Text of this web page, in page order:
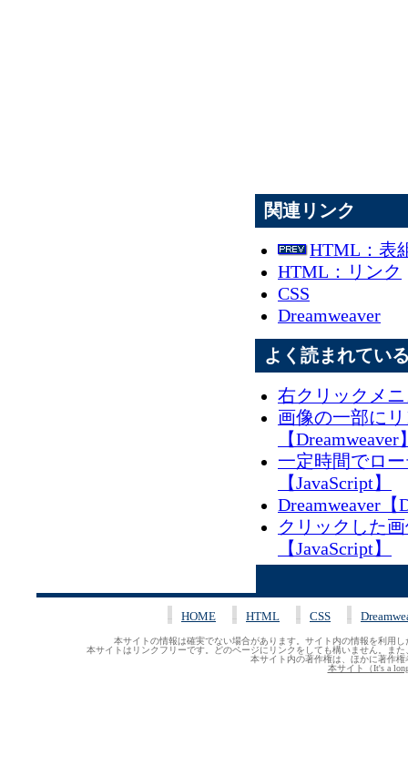
関連リンク
HTML：表
HTML：リンク
CSS
Dreamweaver
よく読まれてい
右クリックメ
画像の一部に
【Dreamweaver
一定時間でロ
【JavaScript】
Dreamweaver【
クリックした
【JavaScript】
HOME HTML CSS
本サイトの情報は確実でない場合があります。サイト内の情報を利用
本サイトはリンクフリーです。どのページにリンクをしても構いません。ま
本サイト内の著作権は、ほかに著作
本サイト（It's a